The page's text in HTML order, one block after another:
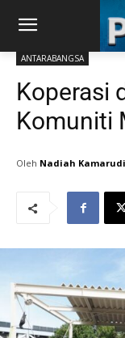
ANTARABANGSA
Koperasi
Komuniti
Nadiah